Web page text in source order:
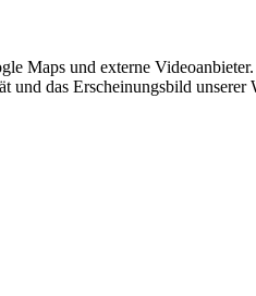
Maps und externe
das Erscheinungsbild